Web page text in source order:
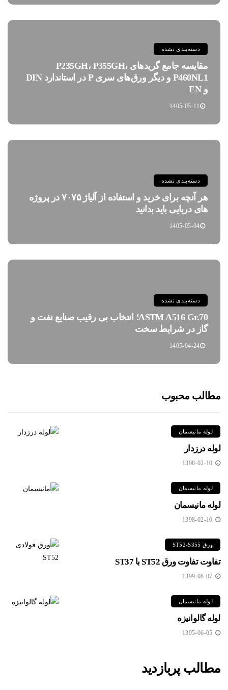
دسته‌بندی نشده
مقایسه جامع گریدهای P235GH، P355GH،
P460NL1 و دیگر ورق‌های سری P در استاندارد DIN
و EN
1405-05-11
دسته‌بندی نشده
هر آنچه برای خرید و استفاده از آلیاژ ۷۰۷۵ در پروژه
های دریایی باید بدانید
1405-05-04
دسته‌بندی نشده
ASTM A516 Gr.70؛ انتخاب بی رقیب صنایع نفت و
گاز در شرایط سخت
1405-04-24
مطالب محبوب
لوله مانیسمان
لوله درزدار
1398-02-10
لوله مانیسمان
لوله مانیسمان
1398-02-10
ورق ST52-S355
تفاوت تفاوت ورق ST52 با ST37
1399-08-07
لوله مانیسمان
لوله گالوانیزه
1395-06-05
مطالب پربازدید